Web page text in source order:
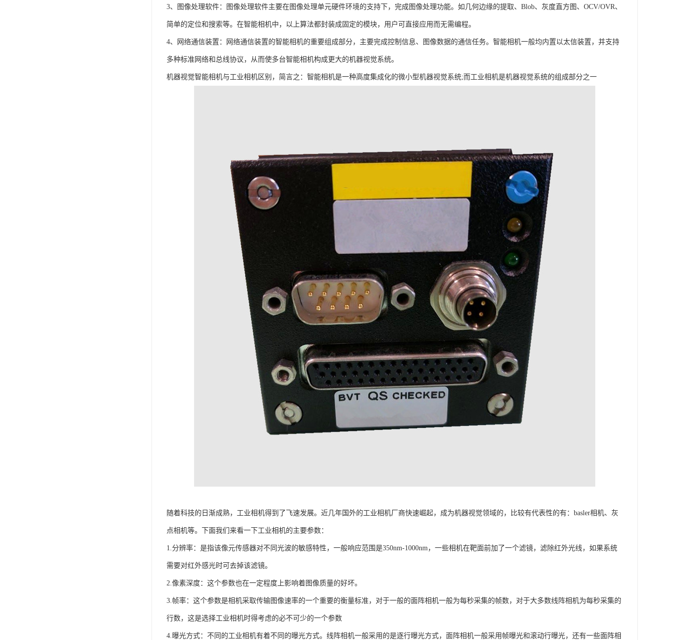
3、图像处理软件：图像处理软件主要在图像处理单元硬件环境的支持下，完成图像处理功能。如几何边缘的提取、Blob、灰度直方图、OCV/OVR、
简单的定位和搜索等。在智能相机中，以上算法都封装成固定的模块，用户可直接应用而无需编程。
4、网络通信装置：网络通信装置的智能相机的重要组成部分，主要完成控制信息、图像数据的通信任务。智能相机一般均内置以太信装置，并支持
多种标准网络和总线协议，从而使多台智能相机构成更大的机器视觉系统。
机器视觉智能相机与工业相机区别，简言之：智能相机是一种高度集成化的微小型机器视觉系统;而工业相机是机器视觉系统的组成部分之一
随着科技的日渐成熟，工业相机得到了飞速发展。近几年国外的工业相机厂商快速崛起，成为机器视觉领域的，比较有代表性的有：basler相机、灰
点相机等。下面我们来看一下工业相机的主要参数：
1.分辨率：是指该像元传感器对不同光波的敏感特性，一般响应范围是350nm-1000nm，一些相机在靶面前加了一个滤镜，滤除红外光线，如果系统
需要对红外感光时可去掉该滤镜。
2.像素深度：这个参数也在一定程度上影响着图像质量的好坏。
3.帧率：这个参数是相机采取传输图像速率的一个重要的衡量标准，对于一般的面阵相机一般为每秒采集的帧数，对于大多数线阵相机为每秒采集的
行数，这是选择工业相机时得考虑的必不可少的一个参数
4.曝光方式：不同的工业相机有着不同的曝光方式。线阵相机一般采用的是逐行曝光方式，面阵相机一般采用帧曝光和滚动行曝光，还有一些面阵相